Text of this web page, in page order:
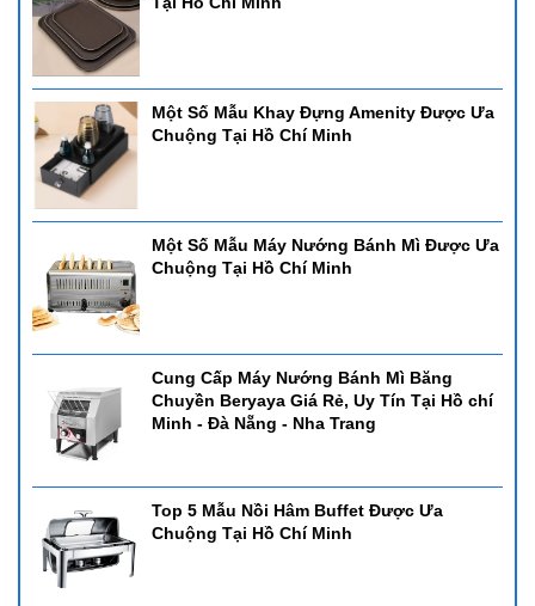
Một Số Mẫu Khay Đựng Amenity Được Ưa
Chuộng Tại Hồ Chí Minh
Một Số Mẫu Máy Nướng Bánh Mì Được Ưa
Chuộng Tại Hồ Chí Minh
Cung Cấp Máy Nướng Bánh Mì Băng
Chuyền Beryaya Giá Rẻ, Uy Tín Tại Hồ chí
Minh - Đà Nẵng - Nha Trang
Top 5 Mẫu Nồi Hâm Buffet Được Ưa
Chuộng Tại Hồ Chí Minh